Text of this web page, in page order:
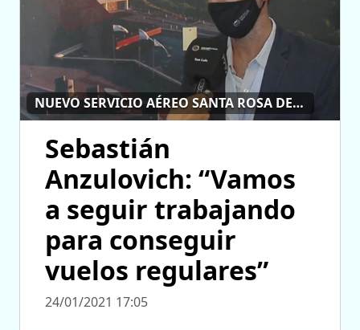
NUEVO SERVICIO AÉREO SANTA ROSA DEL CONLARA-BUENOS AIRES
Sebastián
Anzulovich: “Vamos
a seguir trabajando
para conseguir
vuelos regulares”
24/01/2021 17:05